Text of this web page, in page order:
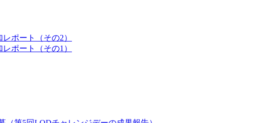
ポート（その2）
ポート（その1）